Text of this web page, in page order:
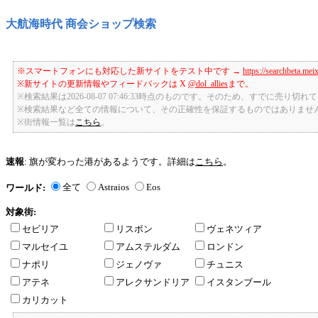
大航海時代 商会ショップ検索
※スマートフォンにも対応した新サイトをテスト中です → https://
※新サイトの更新情報やフィードバックは X @dol_alliesまで。
※検索結果は2026-08-07 07:46:33時点のものです。そのため、すでに売り切れ
※検索結果など全ての情報について、その正確性を保証するものではありませ
※街情報一覧は こちら
速報: 旗が変わった港があるようです。詳細は こちら 。
ワールド: 全て Astraios Eos
対象街:
セビリア
リスボン
ヴェネツィア
マルセイユ
アムステルダム
ロンドン
ナポリ
ジェノヴァ
チュニス
アテネ
アレクサンドリア
イスタンブール
カリカット